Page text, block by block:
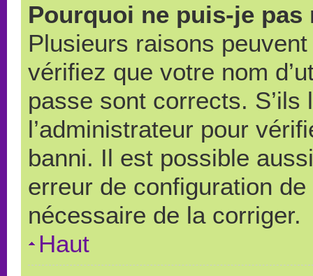
Pourquoi ne puis-je pas
Plusieurs raisons
vérifiez que votre nom
passe sont corrects.
l’administrateur pour
banni. Il est possible
erreur de configuration
nécessaire de la corriger.
Haut